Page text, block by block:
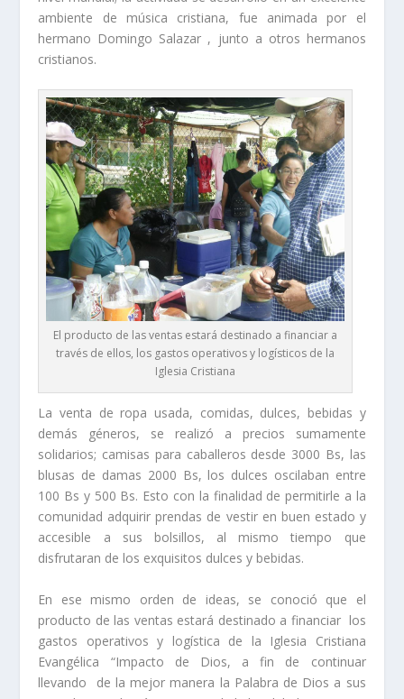
ambiente de música cristiana, fue animada por el
hermano Domingo Salazar , junto a otros hermanos
cristianos.
El producto de las ventas estará destinado a financiar a
través de ellos, los gastos operativos y logísticos de la
Iglesia Cristiana
La venta de ropa usada, comidas, dulces, bebidas y
demás géneros, se realizó a precios sumamente
solidarios; camisas para caballeros desde 3000 Bs, las
blusas de damas 2000 Bs, los dulces oscilaban entre
100 Bs y 500 Bs. Esto con la finalidad de permitirle a la
comunidad adquirir prendas de vestir en buen estado y
accesible a sus bolsillos, al mismo tiempo que
disfrutaran de los exquisitos dulces y bebidas.
En ese mismo orden de ideas, se conoció que el
producto de las ventas estará destinado a financiar los
gastos operativos y logística de la Iglesia Cristiana
Evangélica “Impacto de Dios, a fin de continuar
llevando de la mejor manera la Palabra de Dios a sus